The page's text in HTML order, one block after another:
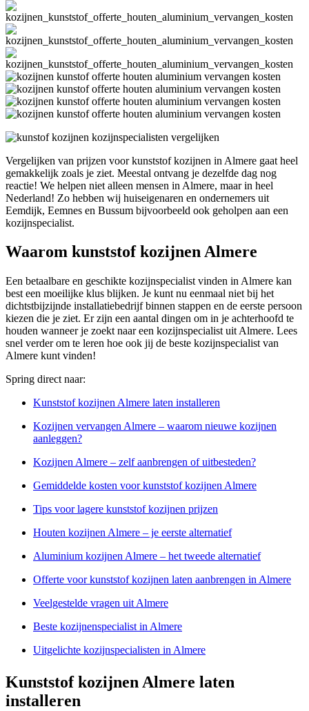
Vergelijken van prijzen voor kunststof kozijnen in Almere gaat heel
gemakkelijk zoals je ziet. Meestal ontvang je dezelfde dag nog
reactie! We helpen niet alleen mensen in Almere, maar in heel
Nederland! Zo hebben wij huiseigenaren en ondernemers uit
Eemdijk, Eemnes en Bussum bijvoorbeeld ook geholpen aan een
kozijnspecialist.
Waarom kunststof kozijnen Almere
Een betaalbare en geschikte kozijnspecialist vinden in Almere kan
best een moeilijke klus blijken. Je kunt nu eenmaal niet bij het
dichtstbijzijnde installatiebedrijf binnen stappen en de eerste persoon
kiezen die je ziet. Er zijn een aantal dingen om in je achterhoofd te
houden wanneer je zoekt naar een kozijnspecialist uit Almere. Lees
snel verder om te leren hoe ook jij de beste kozijnspecialist van
Almere kunt vinden!
Spring direct naar:
Kunststof kozijnen Almere laten installeren
Kozijnen vervangen Almere – waarom nieuwe kozijnen
aanleggen?
Kozijnen Almere – zelf aanbrengen of uitbesteden?
Gemiddelde kosten voor kunststof kozijnen Almere
Tips voor lagere kunststof kozijnen prijzen
Houten kozijnen Almere – je eerste alternatief
Aluminium kozijnen Almere – het tweede alternatief
Offerte voor kunststof kozijnen laten aanbrengen in Almere
Veelgestelde vragen uit Almere
Beste kozijnenspecialist in Almere
Uitgelichte kozijnspecialisten in Almere
Kunststof kozijnen Almere laten
installeren